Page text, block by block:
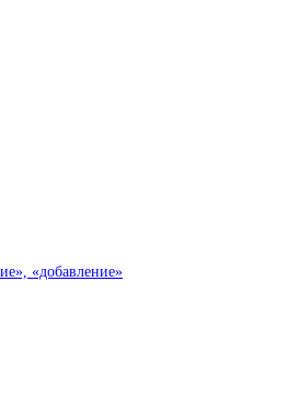
«добавление»